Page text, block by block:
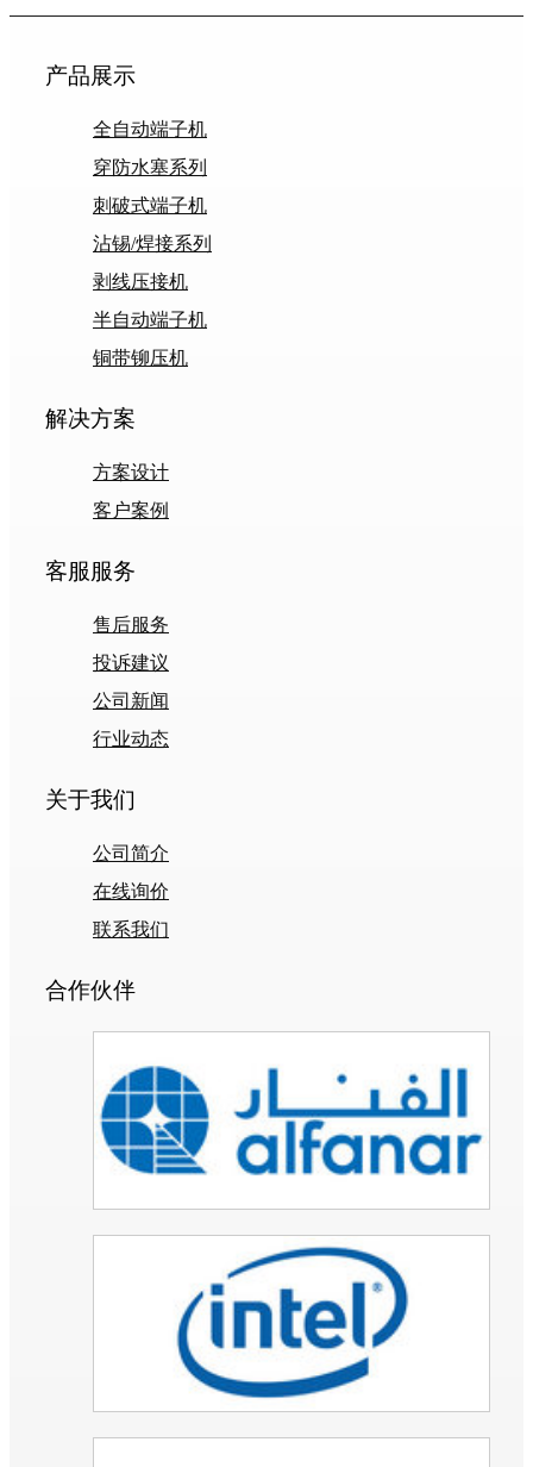
产品展示
全自动端子机
穿防水塞系列
刺破式端子机
沾锡/焊接系列
剥线压接机
半自动端子机
铜带铆压机
解决方案
方案设计
客户案例
客服服务
售后服务
投诉建议
公司新闻
行业动态
关于我们
公司简介
在线询价
联系我们
合作伙伴